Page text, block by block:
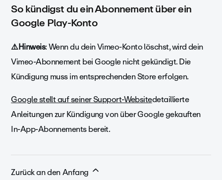
So kündigst du ein Abonnement über ein
Google Play-Konto
⚠️Hinweis: Wenn du dein Vimeo-Konto löschst, wird dein
Vimeo-Abonnement bei Google nicht gekündigt. Die
Kündigung muss im entsprechenden Store erfolgen.
Google stellt auf seiner Support-Websitedetaillierte
Anleitungen zur Kündigung von über Google gekauften
In-App-Abonnements bereit.
Zurück an den Anfang